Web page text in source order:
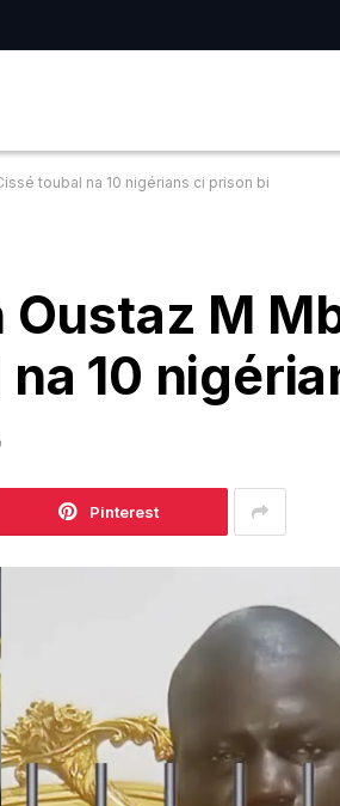
toubal na 10 nigérians ci prison bi
M
10
Pinterest